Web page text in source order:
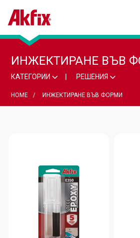
ИНЖЕКТИРАНЕ ВЪВ
КАТЕГОРИИ РЕШЕНИЯ
HOME ИНЖЕКТИРАНЕ ВЪВ ФОРМИ